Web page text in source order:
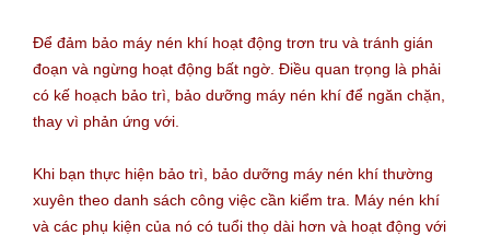
Để đảm bảo máy nén khí hoạt động trơn tru và tránh gián
đoạn và ngừng hoạt động bất ngờ. Điều quan trọng là phải
có kế hoạch bảo trì, bảo dưỡng máy nén khí để ngăn chặn,
thay vì phản ứng với.
Khi bạn thực hiện bảo trì, bảo dưỡng máy nén khí thường
xuyên theo danh sách công việc cần kiểm tra. Máy nén khí
và các phụ kiện của nó có tuổi thọ dài hơn và hoạt động với